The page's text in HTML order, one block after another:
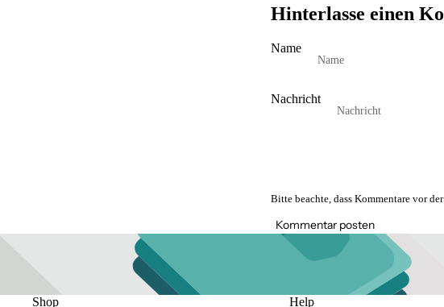
Hinterlasse einen
Name
Nachricht
Bitte beachte, dass Kommentare vor
Kommentar posten
Shop Help